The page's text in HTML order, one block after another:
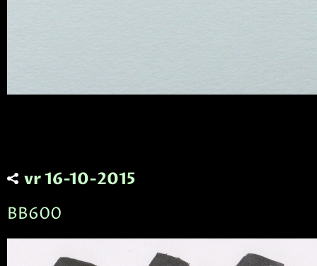
vr 16-10-2015
BB600